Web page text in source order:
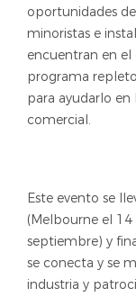
oportunidades
minoristas e
encuentran en el
programa
para ayudarlo en
comercial.
Este evento se
(Melbourne el
septiembre) y
se conecta y se
industria y